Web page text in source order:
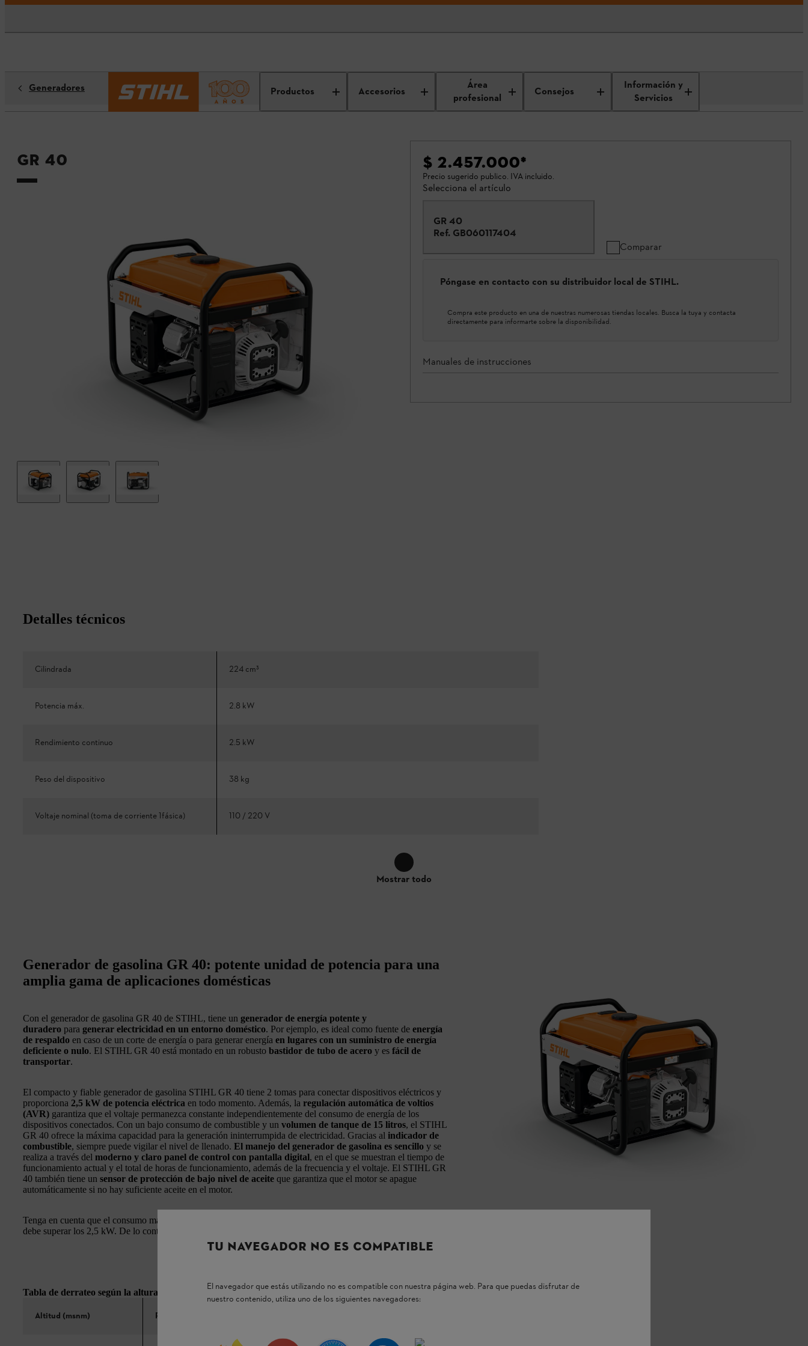
Productos Accesorios
Área
profesional
Consejos
Información y
Servicios
Generadores
GR 40 $ 2.457.000*
Precio sugerido publico. IVA incluido.
Selecciona el artículo
GR 40
Ref. GB060117404
Comparar
Póngase en contacto con su distribuidor local de STIHL.
Compra este producto en una de nuestras numerosas tiendas locales. Busca la tuya y contacta
directamente para informarte sobre la disponibilidad.
Manuales de instrucciones
Detalles técnicos
Cilindrada 224 cm³
Potencia máx. 2.8 kW
Rendimiento continuo 2.5 kW
Peso del dispositivo 38 kg
Voltaje nominal (toma de corriente 1fásica) 110 / 220 V
Mostrar todo
Generador de gasolina GR 40: potente unidad de potencia para una
amplia gama de aplicaciones domésticas
Con el generador de gasolina GR 40 de STIHL, tiene un generador de energía potente y
duradero para generar electricidad en un entorno doméstico. Por ejemplo, es ideal como fuente de energía
de respaldo en caso de un corte de energía o para generar energía en lugares con un suministro de energía
deficiente o nulo. El STIHL GR 40 está montado en un robusto bastidor de tubo de acero y es fácil de
transportar.
El compacto y fiable generador de gasolina STIHL GR 40 tiene 2 tomas para conectar dispositivos eléctricos y
proporciona 2,5 kW de potencia eléctrica en todo momento. Además, la regulación automática de voltios
(AVR) garantiza que el voltaje permanezca constante independientemente del consumo de energía de los
dispositivos conectados. Con un bajo consumo de combustible y un volumen de tanque de 15 litros, el STIHL
GR 40 ofrece la máxima capacidad para la generación ininterrumpida de electricidad. Gracias al indicador de
combustible, siempre puede vigilar el nivel de llenado. El manejo del generador de gasolina es sencillo y se
realiza a través del moderno y claro panel de control con pantalla digital, en el que se muestran el tiempo de
funcionamiento actual y el total de horas de funcionamiento, además de la frecuencia y el voltaje. El STIHL GR
40 también tiene un sensor de protección de bajo nivel de aceite que garantiza que el motor se apague
automáticamente si no hay suficiente aceite en el motor.
Tenga en cuenta que el consumo máximo de energía combinado de los dispositivos eléctricos conectados no
debe superar los 2,5 kW. De lo contrario, la protección contra sobrecarga apagará el generador automáticamente.
Tabla de derrateo según la altura sobre el nivel del mar:
Altitud (msnm) Potencia (kW)
TU NAVEGADOR NO ES COMPATIBLE
El navegador que estás utilizando no es compatible con nuestra página web. Para que puedas disfrutar de
nuestro contenido, utiliza uno de los siguientes navegadores: